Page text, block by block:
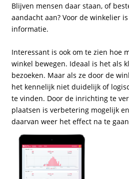
Blijven mensen daar staan, of
aandacht aan? Voor de winkelier
informatie.
Interessant is ook om te zien hoe
winkel bewegen. Ideaal is het als
bezoeken. Maar als ze door de
het kennelijk niet duidelijk of
te vinden. Door de inrichting te
plaatsen is verbetering mogelijk
daarvan weer het effect na te